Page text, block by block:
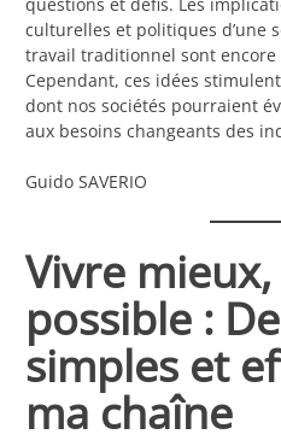
questions et défis. Les
culturelles et politiques d’une
travail traditionnel sont
Cependant, ces idées
dont nos sociétés pourraient
aux besoins changeants des
Guido SAVERIO
Vivre mieux,
possible :
simples et
ma chaîne